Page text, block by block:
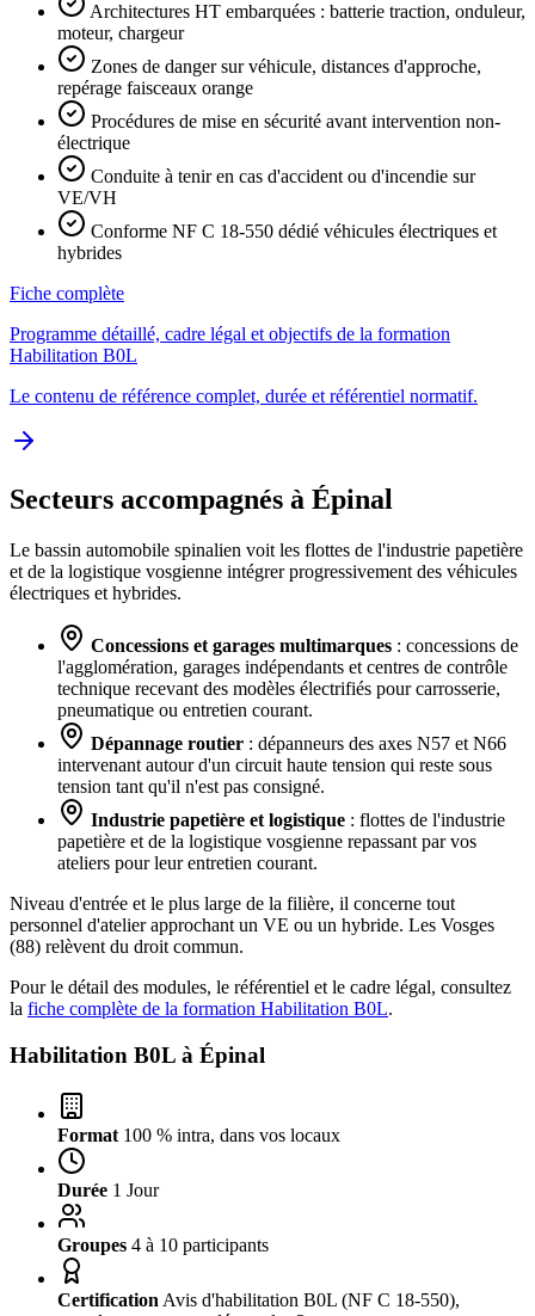
Architectures HT embarquées : batterie traction, onduleur,
moteur, chargeur
Zones de danger sur véhicule, distances d'approche,
repérage faisceaux orange
Procédures de mise en sécurité avant intervention non-
électrique
Conduite à tenir en cas d'accident ou d'incendie sur
VE/VH
Conforme NF C 18-550 dédié véhicules électriques et
hybrides
Fiche complète
Programme détaillé, cadre légal et objectifs de la formation
Habilitation B0L
Le contenu de référence complet, durée et référentiel normatif.
Secteurs accompagnés à Épinal
Le bassin automobile spinalien voit les flottes de l'industrie papetière
et de la logistique vosgienne intégrer progressivement des véhicules
électriques et hybrides.
Concessions et garages multimarques : concessions de
l'agglomération, garages indépendants et centres de contrôle
technique recevant des modèles électrifiés pour carrosserie,
pneumatique ou entretien courant.
Dépannage routier : dépanneurs des axes N57 et N66
intervenant autour d'un circuit haute tension qui reste sous
tension tant qu'il n'est pas consigné.
Industrie papetière et logistique : flottes de l'industrie
papetière et de la logistique vosgienne repassant par vos
ateliers pour leur entretien courant.
Niveau d'entrée et le plus large de la filière, il concerne tout
personnel d'atelier approchant un VE ou un hybride. Les Vosges
(88) relèvent du droit commun.
Pour le détail des modules, le référentiel et le cadre légal, consultez
la fiche complète de la formation Habilitation B0L.
Habilitation B0L à Épinal
Format 100 % intra, dans vos locaux
Durée 1 Jour
Groupes 4 à 10 participants
Certification Avis d'habilitation B0L (NF C 18-550),